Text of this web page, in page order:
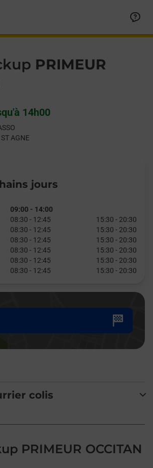
PRIMEUR
14h00
AGNE
jours
09:00 - 14:00
08:30 - 12:45 15:30 - 20:30
08:30 - 12:45 15:30 - 20:30
08:30 - 12:45 15:30 - 20:30
08:30 - 12:45 15:30 - 20:30
08:30 - 12:45 15:30 - 20:30
08:30 - 12:45 15:30 - 20:30
colis
PRIMEUR OCCITAN